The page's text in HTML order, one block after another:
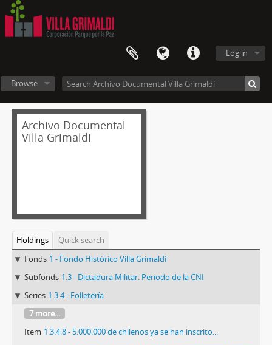
Log in
Browse
Archivo Documental
Villa Grimaldi
Holdings
Quick search
Fonds 1 - Fondo Histórico Villa Grimaldi
Subfonds 1.3 - Dictadura Militar. Periodo de la CNI
Series 1.3.4 - Folletería
7 more...
Item 1.3.4.8 - 5.000.000 de chilenos ya se han inscrito...